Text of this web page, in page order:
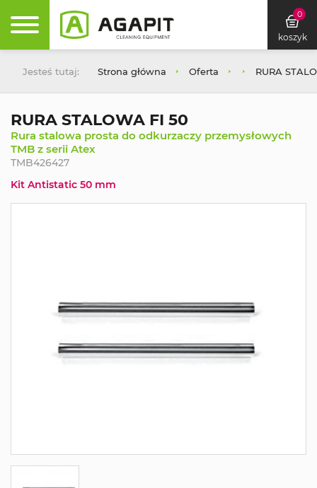
0
koszyk
Jesteś tutaj: Strona główna Oferta RURA
RURA STALOWA FI 50
Rura stalowa prosta do odkurzaczy przemysłowych
TMB z serii Atex
TMB426427
Kit Antistatic 50 mm